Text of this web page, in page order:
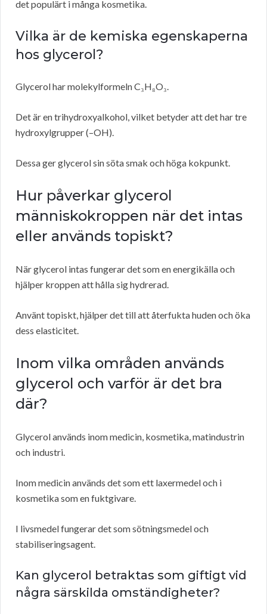
det populärt i många kosmetika.
Vilka är de kemiska egenskaperna
hos glycerol?
Glycerol har molekylformeln C₃H₈O₃.
Det är en trihydroxyalkohol, vilket betyder att det har tre
hydroxylgrupper (–OH).
Dessa ger glycerol sin söta smak och höga kokpunkt.
Hur påverkar glycerol
människokroppen när det intas
eller används topiskt?
När glycerol intas fungerar det som en energikälla och
hjälper kroppen att hålla sig hydrerad.
Använt topiskt, hjälper det till att återfukta huden och öka
dess elasticitet.
Inom vilka områden används
glycerol och varför är det bra
där?
Glycerol används inom medicin, kosmetika, matindustrin
och industri.
Inom medicin används det som ett laxermedel och i
kosmetika som en fuktgivare.
I livsmedel fungerar det som sötningsmedel och
stabiliseringsagent.
Kan glycerol betraktas som giftigt vid
några särskilda omständigheter?